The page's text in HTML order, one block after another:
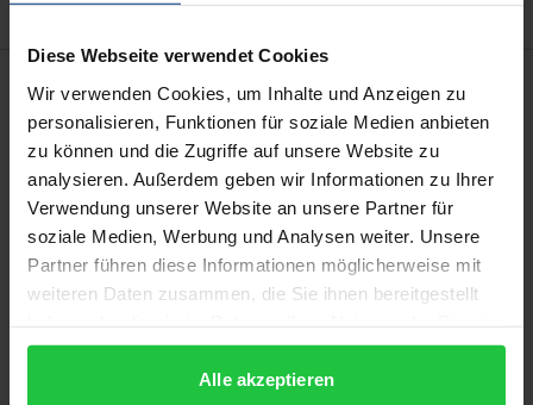
Diese Webseite verwendet Cookies
Wir verwenden Cookies, um Inhalte und Anzeigen zu
personalisieren, Funktionen für soziale Medien anbieten
zu können und die Zugriffe auf unsere Website zu
analysieren. Außerdem geben wir Informationen zu Ihrer
Verwendung unserer Website an unsere Partner für
soziale Medien, Werbung und Analysen weiter. Unsere
Partner führen diese Informationen möglicherweise mit
weiteren Daten zusammen, die Sie ihnen bereitgestellt
gesammelt haben.
Alle akzeptieren
Description
Mit dem Ende des Kalten Krieges ist das in der
Charta der Vereinten Nationen angelegte System
der kollektiven Sicherheit unerwartet ins Zentrum
der Entwürfe einer »Neuen Weltordnung« gerückt.
In vorher kaum vorstellbarer Weise hat der
übertragenen Befugnissen bis hin zur Autorisierung
militärischer Interventionen in Mitgliedstaaten